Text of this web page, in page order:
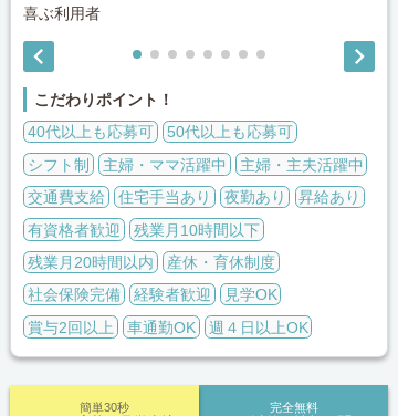
喜ぶ利用者
 
こだわりポイント！
40代以上も応募可
50代以上も応募可
シフト制
主婦・ママ活躍中
主婦・主夫活躍中
交通費支給
住宅手当あり 夜勤あり
昇給あり
有資格者歓迎
残業月10時間以下
残業月20時間以内
産休・育休制度
社会保険完備
経験者歓迎
見学OK
賞与2回以上
車通勤OK 週４日以上OK
完全無料
簡単30秒